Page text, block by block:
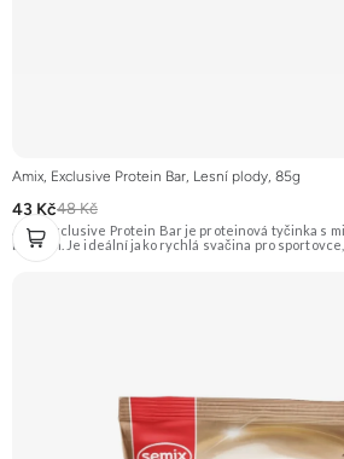
Amix, Exclusive Protein Bar, Lesní plody, 85g
43 Kč48 Kč
Amix Exclusive Protein Bar je proteinová tyčinka s
bílkovin. Je ideální jako rychlá svačina pro